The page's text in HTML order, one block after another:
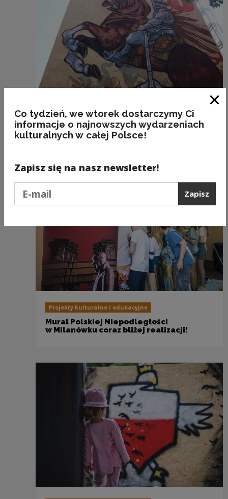
Projekty kulturalne i edukacyjne
Mamy pierwszy mural! Józef Piłsudski
w Łomży
Projekty kulturalne i edukacyjne
Mural Polskiej Niepodległości
w Milanówku coraz bliżej realizacji!
Co tydzień, we wtorek dostarczymy Ci
informacje o najnowszych wydarzeniach
kulturalnych w całej Polsce!
Zapisz się na nasz newsletter!
Zapisz